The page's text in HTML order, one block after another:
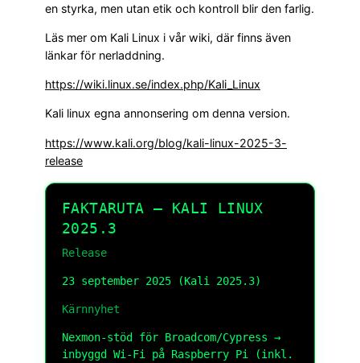
en styrka, men utan etik och kontroll blir den farlig.
Läs mer om Kali Linux i vår wiki, där finns även
länkar för nerladdning.
https://wiki.linux.se/index.php/Kali_Linux
Kali linux egna annonsering om denna version.
https://www.kali.org/blog/kali-linux-2025-3-
release
FAKTARUTA — KALI LINUX
2025.3
Release
23 september 2025 (Kali 2025.3)
Kärnnyhet
Nexmon-stöd för Broadcom/Cypress →
inbyggd Wi-Fi på Raspberry Pi (inkl.